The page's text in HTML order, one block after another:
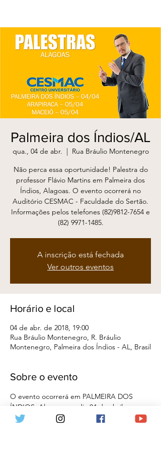
Palmeira dos Índios/AL
qua., 04 de abr.
  |
Rua Bráulio Montenegro
Não perca essa oportunidade! Palestra do
professor Flávio Martins em Palmeira dos
Índios, Alagoas. O evento ocorrerá no
Auditório CESMAC - Faculdade do Sertão.
Informações pelos telefones (82)9812-7654 e
(82) 9971-1485.
A inscrição está fechada
Ver outros eventos
Horário e local
04 de abr. de 2018, 19:00
Rua Bráulio Montenegro, R. Bráulio
Montenegro, Palmeira dos Índios - AL, Brasil
Sobre o evento
O evento ocorrerá em PALMEIRA DOS
ÍNDIOS, Alagoas, no dia 04 de abril, a
partir das 19h00, no auditório CESMAC.